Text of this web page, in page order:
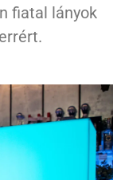
fiatal lányok